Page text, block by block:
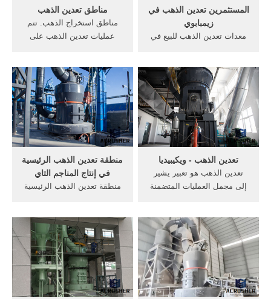
مناطق تعدين الذهب
مناطق استخراج الذهب. تتم
عمليات تعدين الذهب على
تمكن من انتاج الذهب من
المناطق ذات الأعماق البعيدة و
تتمركز أماكن استخراج الذهب
في .
المستثمرين تعدين الذهب في
زيمبابوي
معدات تعدين الذهب للبيع في
سلسل من معدات, مناطق
تعدين الذهب في زيمبابوي,
الحالة العامة للجريمة فى
المدن والريف . دردشة مجانية .
منطقة تعدين الذهب الرئيسية
في إنتاج المناجم التاي
منطقة تعدين الذهب الرئيسية
بثبات ، بحثاً عن الذهب
لمسافات هائلة وبذلك فإنها
تصدرت المركز الثاني على
لائحة اهم دول العالم في انتاج
الذهب مع امتلاكها نحو 270،000
...
تعدين الذهب - ويكيبيديا
تعدين الذهب هو تعبير يشير
إلى مجمل العمليات المتضمنة
تتضمن هذه العمليات عدة طرق
تتفاوت بين البدائية إلى
المتطورة. . يقاس نقاء الذهب
بالقيراط ويعادل الذهب إذا كن
خالصا 24 ...